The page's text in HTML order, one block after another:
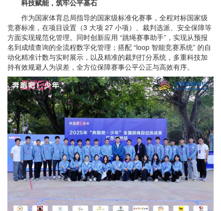
科技赋能，筑牢公平基石
作为国家体育总局指导的国家级标准化赛事，全程对标国家级
竞赛标准，在项目设置（3 大项 27 小项）、裁判选派、安全保障等
方面实现规范化管理。同时创新应用 “跳绳赛事助手”，实现从预报
名到成绩查询的全流程数字化管理；搭配 “loop 智能竞赛系统” 的自
动化精准计数与实时展示，以及精准的裁判打分系统，多重科技加
持有效规避人为误差，全方位保障赛事公平公正与高效有序。